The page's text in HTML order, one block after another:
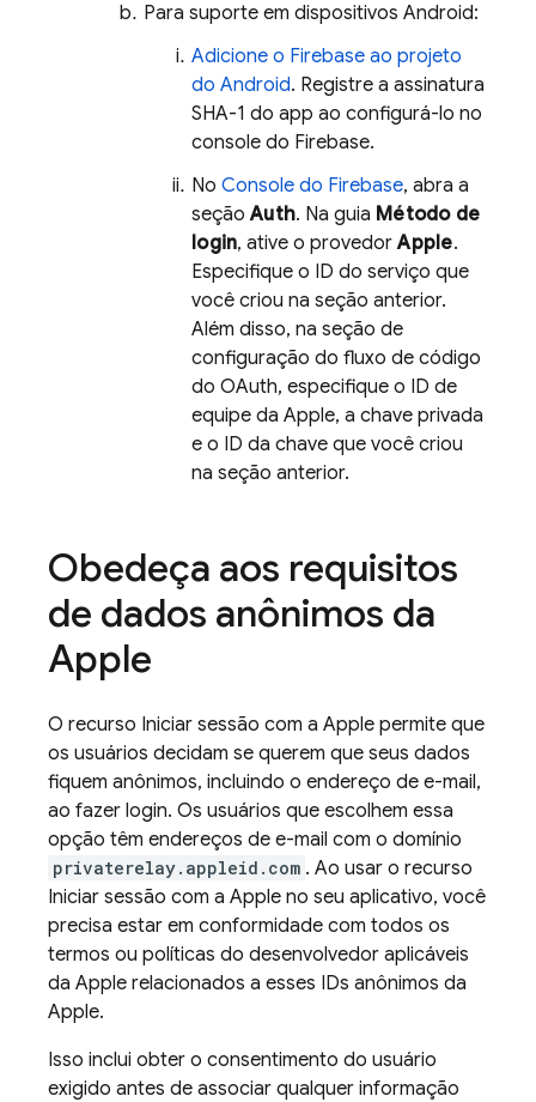
Para suporte em dispositivos Android:
Adicione o Firebase ao projeto
do Android. Registre a assinatura
SHA-1 do app ao configurá-lo no
console do Firebase.
No Console do Firebase, abra a
seçãoAuth. Na guia Método de
login, ative o provedorApple.
Especifique o ID do serviço que
você criou na seção anterior.
Além disso, na seção de
configuração do fluxo de código
do OAuth, especifique o ID de
equipe da Apple, a chave privada
e o ID da chave que você criou
na seção anterior.
Obedeça aos requisitos
de dados anônimos da
Apple
O recurso Iniciar sessão com a Apple permite que
os usuários decidam se querem que seus dados
fiquem anônimos, incluindo o endereço de e-mail,
ao fazer login. Os usuários que escolhem essa
opção têm endereços de e-mail com o domínio
privaterelay.appleid.com . Ao usar o recurso
Iniciar sessão com a Apple no seu aplicativo, você
precisa estar em conformidade com todos os
termos ou políticas do desenvolvedor aplicáveis
da Apple relacionados a esses IDs anônimos da
Apple.
Isso inclui obter o consentimento do usuário
exigido antes de associar qualquer informação